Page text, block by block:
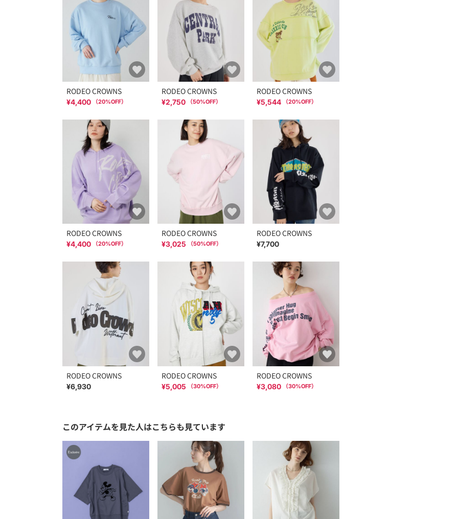
RODEO CROWNS
¥4,400 （20%OFF）
RODEO CROWNS
¥2,750 （50%OFF）
RODEO CROWNS
¥5,544 （20%OFF）
RODEO CROWNS
¥4,400 （20%OFF）
RODEO CROWNS
¥3,025 （50%OFF）
RODEO CROWNS
¥7,700
RODEO CROWNS
¥6,930
RODEO CROWNS
¥5,005 （30%OFF）
RODEO CROWNS
¥3,080 （30%OFF）